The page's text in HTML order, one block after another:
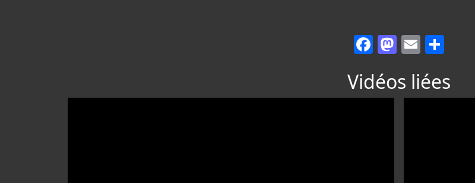
Facebook
Mastodon
Email
Vidéos liées